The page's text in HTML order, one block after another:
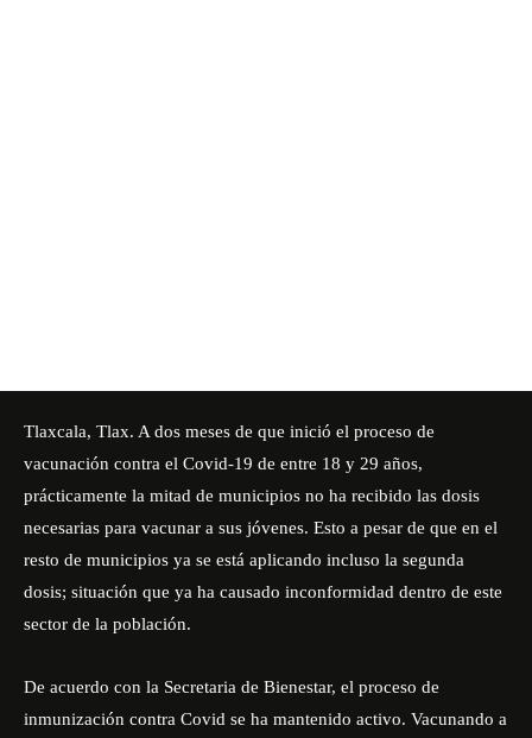
Tlaxcala, Tlax. A dos meses de que inició el proceso de
vacunación contra el Covid-19 de entre 18 y 29 años,
prácticamente la mitad de municipios no ha recibido las dosis
necesarias para vacunar a sus jóvenes. Esto a pesar de que en el
resto de municipios ya se está aplicando incluso la segunda
dosis; situación que ya ha causado inconformidad dentro de este
sector de la población.
De acuerdo con la Secretaria de Bienestar, el proceso de
inmunización contra Covid se ha mantenido activo. Vacunando a